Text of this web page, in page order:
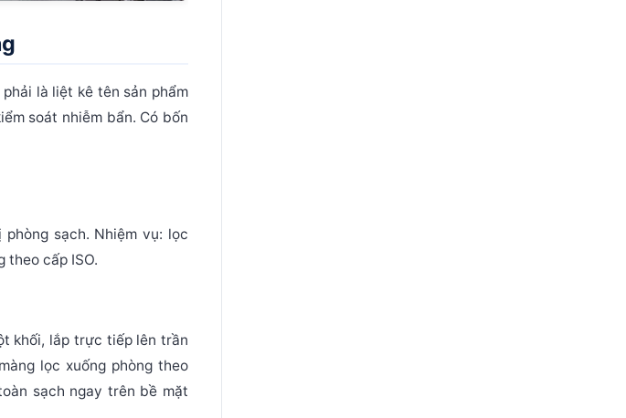
là liệt kê tên sản phẩm
soát nhiễm bẩn. Có bốn
sạch. Nhiệm vụ: lọc
theo cấp ISO.
khối, lắp trực tiếp lên trần
lọc xuống phòng theo
sạch ngay trên bề mặt